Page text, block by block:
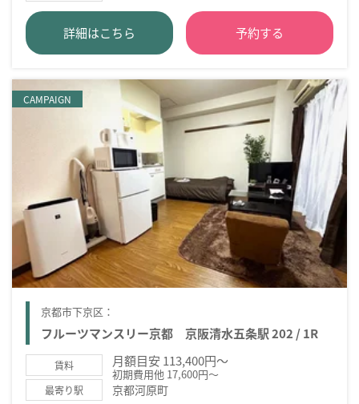
詳細はこちら 予約する
CAMPAIGN
京都市下京区：
フルーツマンスリー京都 京阪清水五条駅 202 / 1R
賃料 月額目安 113,400円～
初期費用他 17,600円～
最寄り駅 京都河原町